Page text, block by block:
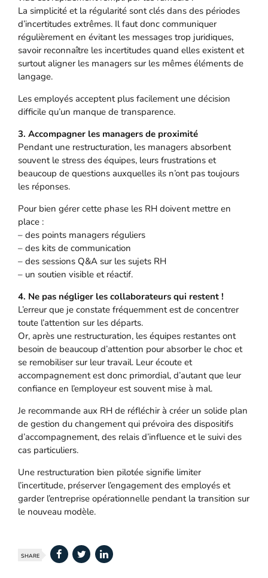
La simplicité et la régularité sont clés dans des périodes
d’incertitudes extrêmes. Il faut donc communiquer
régulièrement en évitant les messages trop juridiques,
savoir reconnaître les incertitudes quand elles existent et
surtout aligner les managers sur les mêmes éléments de
langage.
Les employés acceptent plus facilement une décision
difficile qu’un manque de transparence.
3. Accompagner les managers de proximité
Pendant une restructuration, les managers absorbent
souvent le stress des équipes, leurs frustrations et
beaucoup de questions auxquelles ils n’ont pas toujours
les réponses.
Pour bien gérer cette phase les RH doivent mettre en
place :
– des points managers réguliers
– des kits de communication
– des sessions Q&A sur les sujets RH
– un soutien visible et réactif.
4. Ne pas négliger les collaborateurs qui restent !
L’erreur que je constate fréquemment est de concentrer
toute l’attention sur les départs.
Or, après une restructuration, les équipes restantes ont
besoin de beaucoup d’attention pour absorber le choc et
se remobiliser sur leur travail. Leur écoute et
accompagnement est donc primordial, d’autant que leur
confiance en l’employeur est souvent mise à mal.
Je recommande aux RH de réfléchir à créer un solide plan
de gestion du changement qui prévoira des dispositifs
d’accompagnement, des relais d’influence et le suivi des
cas particuliers.
Une restructuration bien pilotée signifie limiter
l’incertitude, préserver l’engagement des employés et
garder l’entreprise opérationnelle pendant la transition sur
le nouveau modèle.
SHARE